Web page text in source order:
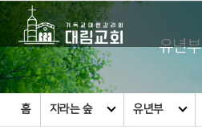
유년부
홈 자라는 숲 유년부